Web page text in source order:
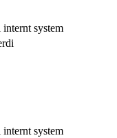
internt system
internt system